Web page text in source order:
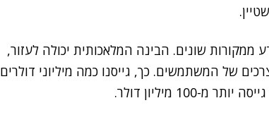
שונים. הבינה המלאכותית יכולה לעזור,
של המשתמשים. כך, גייסנו כמה מיליוני דולרים
מיליון דולר.